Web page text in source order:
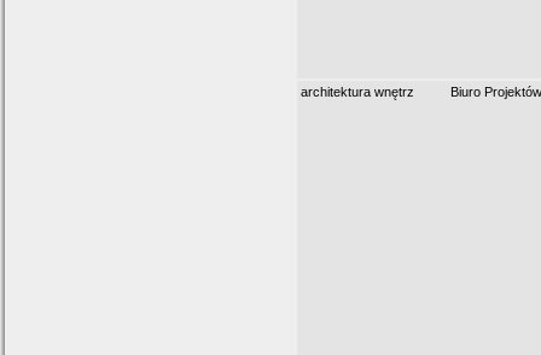
architektura wnętrz Biuro